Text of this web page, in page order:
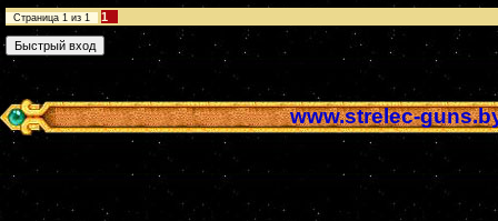
Страница 1 из 1 1
www.strelec-